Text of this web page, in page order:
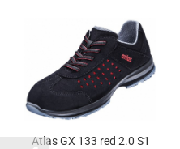
Atlas GX 133 red 2.0 S1